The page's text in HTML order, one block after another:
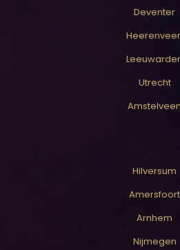
Deventer
Utrecht
Amstelveen
Hilversum
Amersfoort
Arnhem
Nijmegen